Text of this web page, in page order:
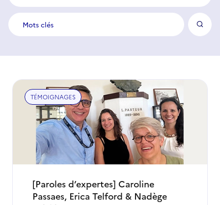
Mots
clés
[Paroles d’expertes] Caroline
Passaes, Erica Telford & Nadège
TÉMOIGNAGES